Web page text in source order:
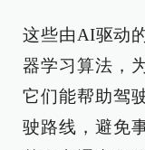
这些由AI驱动
器学习算法，
它们能帮助驾
驶路线，避免